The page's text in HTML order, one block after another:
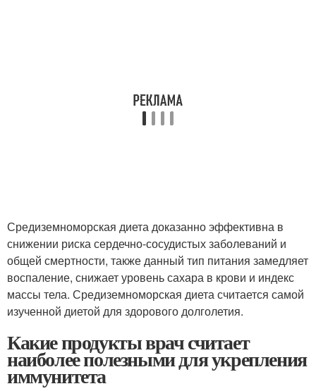
Средиземноморская диета доказанно эффективна в
снижении риска сердечно-сосудистых заболеваний и
общей смертности, также данный тип питания замедляет
воспаление, снижает уровень сахара в крови и индекс
массы тела. Средиземноморская диета считается самой
изученной диетой для здорового долголетия.
Какие продукты врач считает
наиболее полезными для укрепления
иммунитета